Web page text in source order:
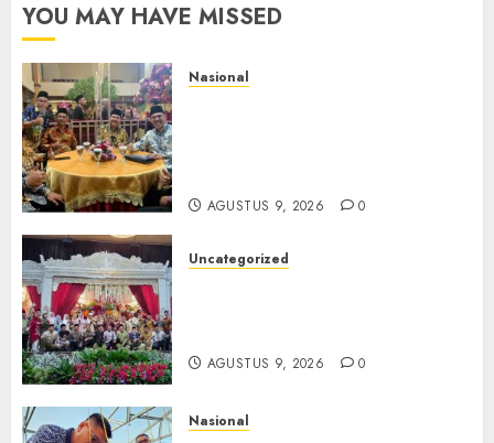
YOU MAY HAVE MISSED
Nasional
AGUSTUS 9, 2026 0
Uncategorized
AGUSTUS 9, 2026 0
Nasional